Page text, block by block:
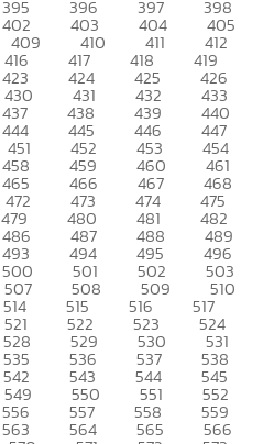
395 396 397 398
402 403 404 405
409 410 411 412
416 417 418 419
423 424 425 426
430 431 432 433
437 438 439 440
444 445 446 447
451 452 453 454
458 459 460 461
465 466 467 468
472 473 474 475
479 480 481 482
486 487 488 489
493 494 495 496
500 501 502 503
507 508 509 510
514 515 516 517
521 522 523 524
528 529 530 531
535 536 537 538
542 543 544 545
549 550 551 552
556 557 558 559
563 564 565 566